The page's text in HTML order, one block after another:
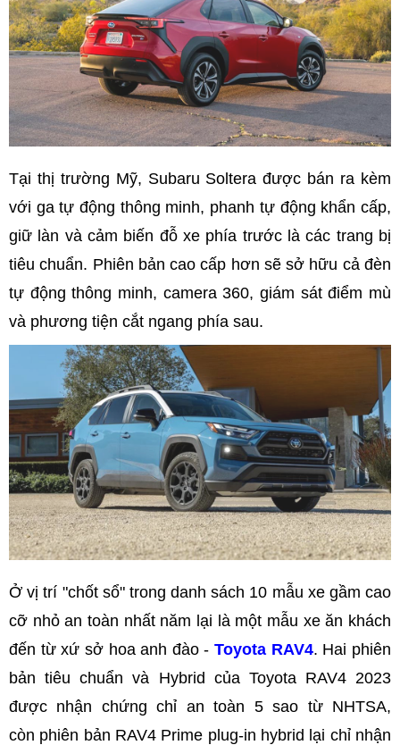
Tại thị trường Mỹ, Subaru Soltera được bán ra kèm
với ga tự động thông minh, phanh tự động khẩn cấp,
giữ làn và cảm biến đỗ xe phía trước là các trang bị
tiêu chuẩn. Phiên bản cao cấp hơn sẽ sở hữu cả đèn
tự động thông minh, camera 360, giám sát điểm mù
và phương tiện cắt ngang phía sau.
Ở vị trí "chốt sổ" trong danh sách 10 mẫu xe gầm cao
cỡ nhỏ an toàn nhất năm lại là một mẫu xe ăn khách
đến từ xứ sở hoa anh đào -Toyota RAV4. Hai phiên
bản tiêu chuẩn và Hybrid của Toyota RAV4 2023
được nhận chứng chỉ an toàn 5 sao từ NHTSA,
còn phiên bản RAV4 Prime plug-in hybrid lại chỉ nhận